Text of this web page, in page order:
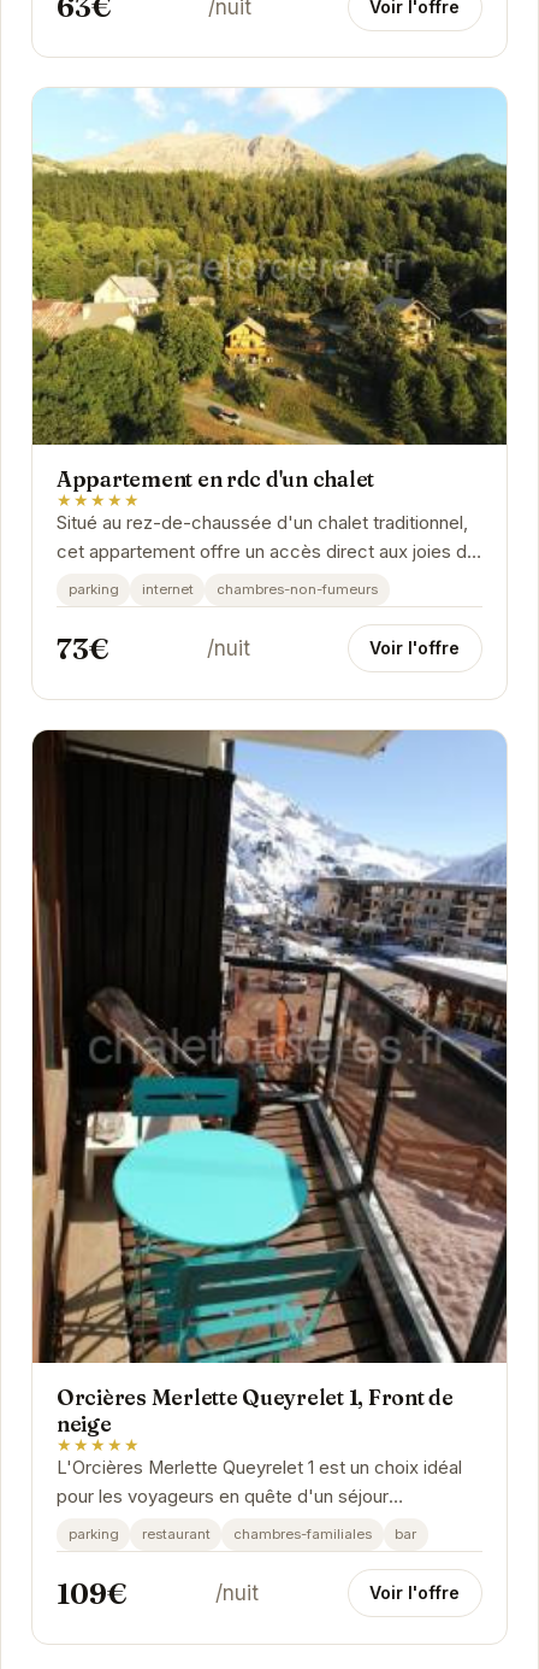
/nuit Voir l'offre
Appartement en rdc d'un chalet
★★★★★
Situé au rez-de-chaussée d'un chalet traditionnel,
cet appartement offre un accès direct aux joies de
la montagne. Avec son ambiance chaleureuse...
parking internet chambres-non-fumeurs
73€ /nuit Voir l'offre
Orcières Merlette Queyrelet 1, Front de
neige
★★★★★
L'Orcières Merlette Queyrelet 1 est un choix idéal
pour les voyageurs en quête d'un séjour
confortable et pratique au pied des pistes. Avec
un...
parking restaurant chambres-familiales bar
109€ /nuit Voir l'offre